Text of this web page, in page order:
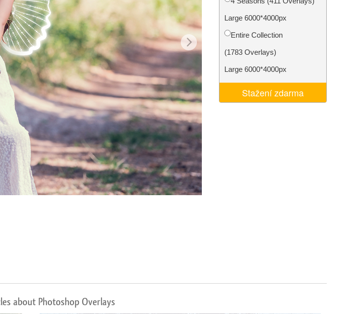
retušování šperků Data pro výcvik AI Video Editing Services
Large 6000*4000px
Entire Collection
(1783 Overlays)
Large 6000*4000px
Stažení zdarma
about Photoshop Overlays